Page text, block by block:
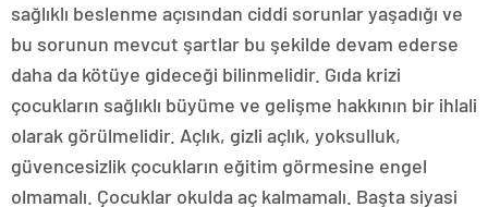
sağlıklı beslenme açısından ciddi sorunlar yaşadığı ve
bu sorunun mevcut şartlar bu şekilde devam ederse
daha da kötüye gideceği bilinmelidir. Gıda krizi
çocukların sağlıklı büyüme ve gelişme hakkının bir ihlali
olarak görülmelidir. Açlık, gizli açlık, yoksulluk,
güvencesizlik çocukların eğitim görmesine engel
olmamalı. Çocuklar okulda aç kalmamalı. Başta siyasi